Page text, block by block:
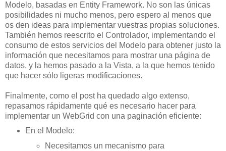
Modelo, basadas en Entity Framework. No son las únicas
posibilidades ni mucho menos, pero espero al menos que
os den ideas para implementar vuestras propias soluciones.
También hemos reescrito el Controlador, implementando el
consumo de estos servicios del Modelo para obtener justo la
información que necesitamos para mostrar una página de
datos, y la hemos pasado a la Vista, a la que hemos tenido
que hacer sólo ligeras modificaciones.
Finalmente, como el post ha quedado algo extenso,
repasamos rápidamente qué es necesario hacer para
implementar un WebGrid con una paginación eficiente:
En el Modelo:
Necesitamos un mecanismo para